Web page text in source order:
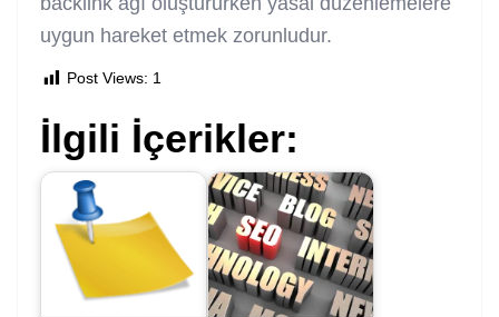
uygun hareket etmek zorunludur.
Post Views: 1
İlgili İçerikler: